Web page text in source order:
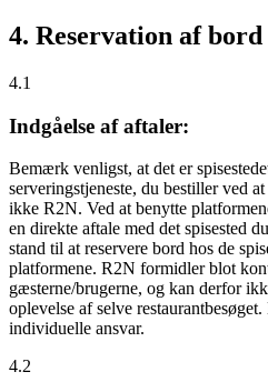
4. Reservation af bord
4.1
Indgåelse af aftaler:
Bemærk venligst, at det er
serveringstjeneste, du bestiller ved
ikke R2N. Ved at benytte
en direkte aftale med det spisested
stand til at reservere bord hos de
platformene. R2N formidler blot
gæsterne/brugerne, og kan derfor
oplevelse af selve restaurantbesøget.
individuelle ansvar.
4.2